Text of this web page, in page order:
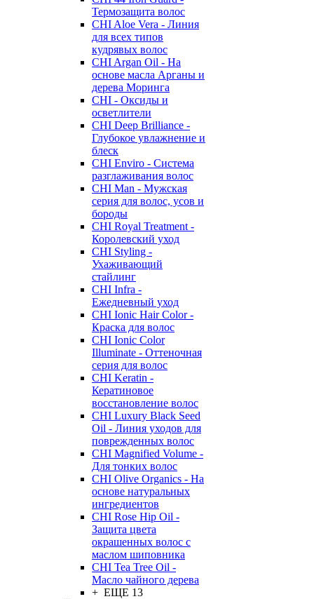
Термозащита волос
CHI Aloe Vera - Линия
для всех типов
кудрявых волос
CHI Argan Oil - На
основе масла Арганы и
дерева Моринга
CHI - Оксиды и
осветлители
CHI Deep Brilliance -
Глубокое увлажнение и
блеск
CHI Enviro - Система
разглаживания волос
CHI Man - Мужская
серия для волос, усов и
бороды
CHI Royal Treatment -
Королевский уход
CHI Styling -
Ухаживающий
стайлинг
CHI Infra -
Ежедневный уход
CHI Ionic Hair Color -
Краска для волос
CHI Ionic Color
Illuminate - Оттеночная
серия для волос
CHI Keratin -
Кератиновое
восстановление волос
CHI Luxury Black Seed
Oil - Линия уходов для
поврежденных волос
CHI Magnified Volume -
Для тонких волос
CHI Olive Organics - На
основе натуральных
ингредиентов
CHI Rose Hip Oil -
Защита цвета
окрашенных волос с
маслом шиповника
CHI Tea Tree Oil -
Масло чайного дерева
+ ЕЩЕ 13